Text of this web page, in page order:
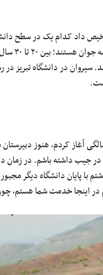
داد کدام یک در سطح
سیروان در دانشگاه تبریز
می‌گوید: «کولبری را در ۱۷ سالگی
در جیب داشته باشم. در
با پایان دانشگاه دیگر
اینجا خدمت شما هستم،